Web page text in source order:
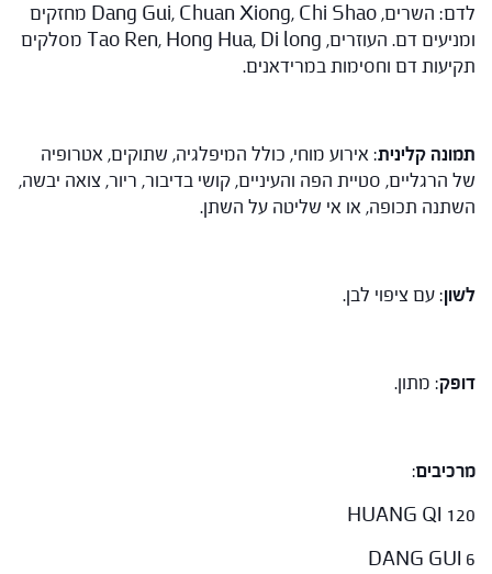
לדם: השרים, Dang Gui, Chuan Xiong, Chi Shao מחזקים
ומניעים דם. העוזרים, Tao Ren, Hong Hua, Di long מסלקים
תקיעות דם וחסימות במרידאנים.
תמונה קלינית: אירוע מוחי, כולל המיפלגיה, שתוקים, אטרופיה
של הרגליים, סטיית הפה והעיניים, קושי בדיבור, ריור, צואה יבשה,
השתנה תכופה, או אי שליטה על השתן.
לשון: עם ציפוי לבן.
דופק: מתון.
מרכיבים:
HUANG QI 120
DANG GUI 6